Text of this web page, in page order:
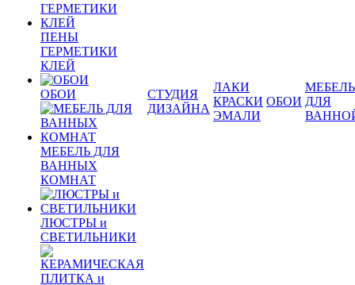
ПЕНЫ
ГЕРМЕТИКИ
КЛЕЙ
ОБОИ
МЕБЕЛЬ ДЛЯ
ВАННЫХ
КОМНАТ
ЛЮСТРЫ и
СВЕТИЛЬНИКИ
СТУДИЯ
ДИЗАЙНА
ЛАКИ
КРАСКИ
ЭМАЛИ
ОБОИ
МЕБЕЛЬ
ДЛЯ